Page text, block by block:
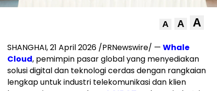
A A A
SHANGHAI, 21 April 2026 /PRNewswire/ — Whale
Cloud, pemimpin pasar global yang menyediakan
solusi digital dan teknologi cerdas dengan rangkaian
lengkap untuk industri telekomunikasi dan klien